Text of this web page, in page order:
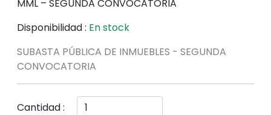
MML – SEGUNDA CONVOCATORIA
Disponibilidad : En stock
SUBASTA PÚBLICA DE INMUEBLES - SEGUNDA
CONVOCATORIA
Cantidad :